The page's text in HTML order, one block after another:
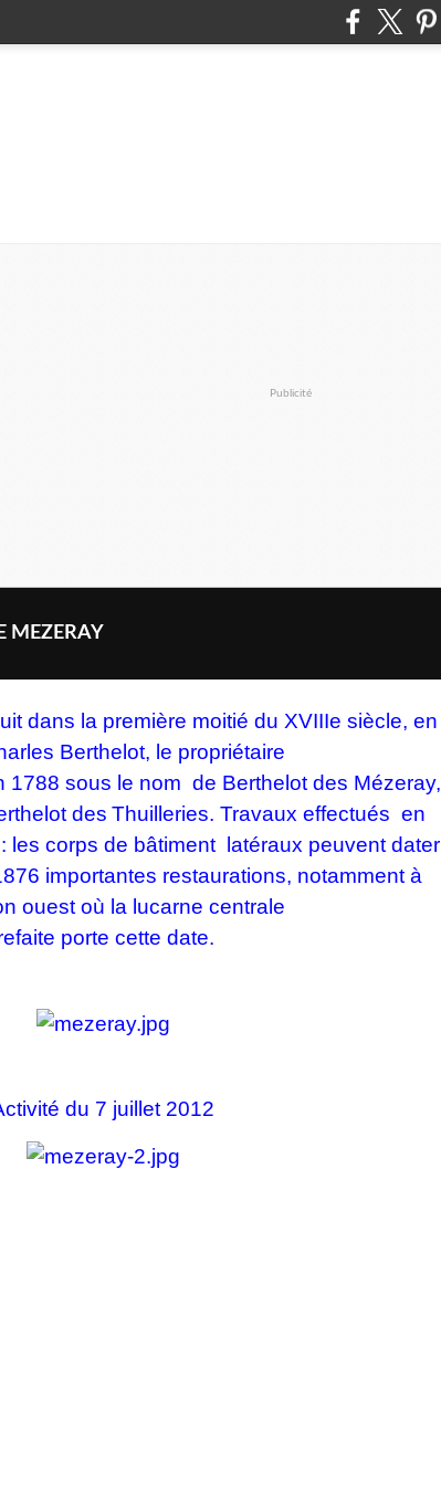
Publicité
MEZERAY
dans la première moitié du XVIIIe siècle, en
Berthelot, le propriétaire
1788 sous le nom de Berthelot des Mézeray,
des Thuilleries. Travaux effectués en
les corps de bâtiment latéraux peuvent dater
importantes restaurations, notamment à
ouest où la lucarne centrale
porte cette date.
du 7 juillet 2012